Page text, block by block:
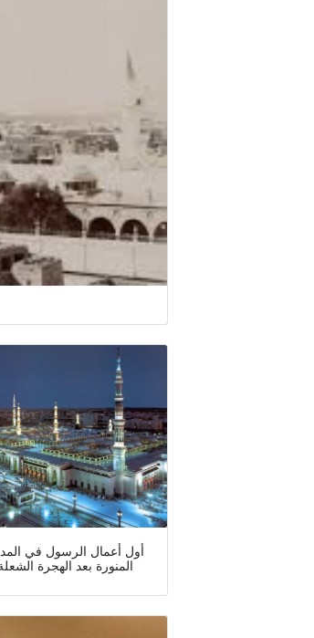
أول أعمال الرسول في
المنورة بعد الهجرة